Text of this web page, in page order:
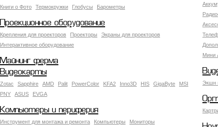
Книги о Фото
Термокружки Глобусы Барометры
Мини
Проекционное оборудование
Крепления для проекторов Проекторы
Экраны для проекторов
Интерактивное оборудование
Майнинг ферма
Экшн
Видеокарты
Zotac Sapphire AMD Palit PowerColor KFA2 Inno3D HIS GigaByte
MSI
PNY
ASUS EVGA
Компьютеры и периферия
Инструмент для монтажа и ремонта Компьютеры
Мониторы